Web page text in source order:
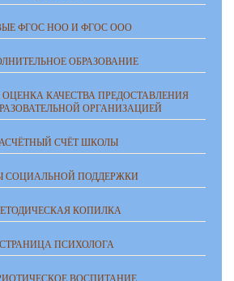
ФГОС НОО И ФГОС ООО
ОБРАЗОВАНИЕ
КАЧЕСТВА ПРЕДОСТАВЛЕНИЯ
ОРГАНИЗАЦИЕЙ
СЧЁТ ШКОЛЫ
СОЦИАЛЬНОЙ ПОДДЕРЖКИ
КОПИЛКА
СТРАНИЦА ПСИХОЛОГА
ВОСПИТАНИЕ